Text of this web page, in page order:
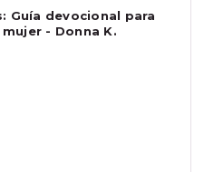
Guía devocional para
- Donna K.